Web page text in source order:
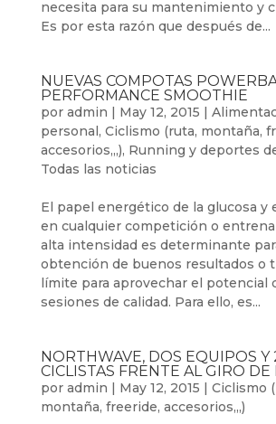
necesita para su mantenimiento y
Es por esta razón que después de...
NUEVAS COMPOTAS
PERFORMANCE SMOOTHIE
por admin | May 12, 2015 |
personal, Ciclismo (ruta, montaña,
accesorios,,,), Running y deportes
Todas las noticias
El papel energético de la glucosa y
en cualquier competición o
alta intensidad es determinante
obtención de buenos resultados o
límite para aprovechar el potencial
sesiones de calidad. Para ello, es...
NORTHWAVE, DOS EQUIPOS Y
CICLISTAS FRENTE AL GIRO DE
por admin | May 12, 2015 | Ciclismo
montaña, freeride, accesorios,,,)